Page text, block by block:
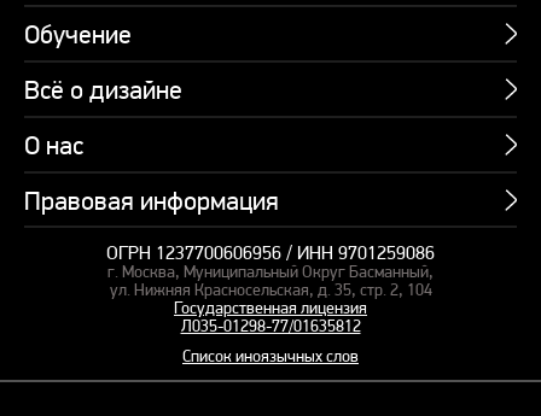
Обучение
Курсы
Пакетные предложения
Профессии
Подарочные сертификаты
Корпоративное обучение
Курсы для сотрудников
Пакетные предложения
Всё о дизайне
Учебник по презентациям
Банк слайдов
Вебинары
Студия дизайна
Заказать презентацию
О нас
Об академии
СМИ о нас
Правовая информация
Карта сайта
Оферта и лицензия
Политика конфиденциальности
ОГРН 1237700606956 / ИНН 9701259086
г. Москва, Муниципальный Округ Басманный,
ул. Нижняя Красносельская, д. 35, стр. 2, 104
Государственная лицензия
Л035-01298-77/01635812
Список иноязычных слов